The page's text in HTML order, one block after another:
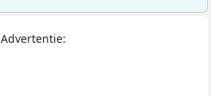
Advertentie: